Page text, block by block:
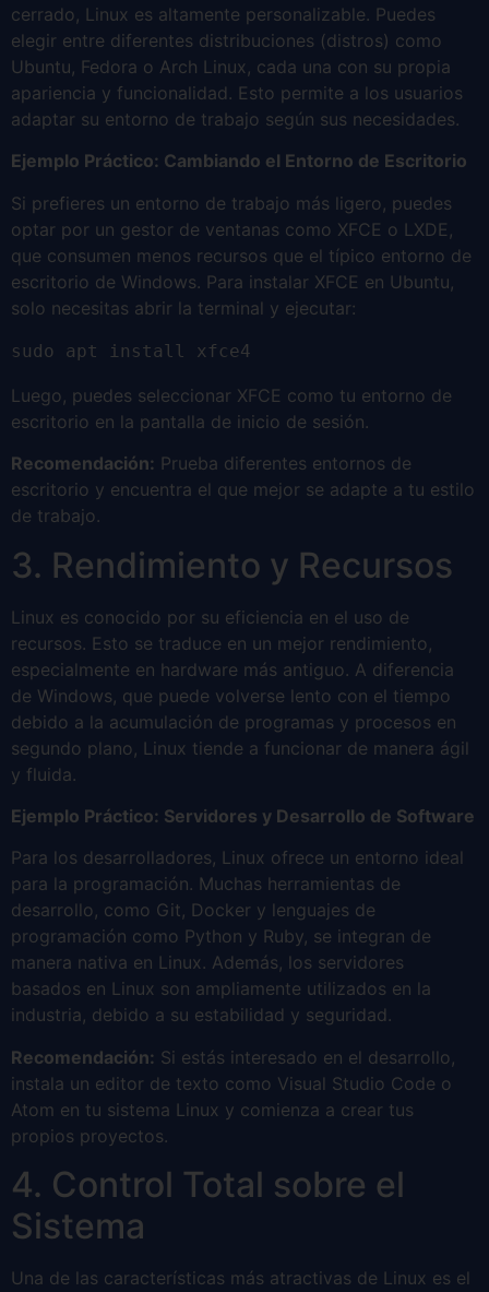
cerrado, Linux es altamente personalizable. Puedes
elegir entre diferentes distribuciones (distros) como
Ubuntu, Fedora o Arch Linux, cada una con su propia
apariencia y funcionalidad. Esto permite a los usuarios
adaptar su entorno de trabajo según sus necesidades.
Ejemplo Práctico: Cambiando el Entorno de Escritorio
Si prefieres un entorno de trabajo más ligero, puedes
optar por un gestor de ventanas como XFCE o LXDE,
que consumen menos recursos que el típico entorno de
escritorio de Windows. Para instalar XFCE en Ubuntu,
solo necesitas abrir la terminal y ejecutar:
sudo apt install xfce4
Luego, puedes seleccionar XFCE como tu entorno de
escritorio en la pantalla de inicio de sesión.
Recomendación: Prueba diferentes entornos de
escritorio y encuentra el que mejor se adapte a tu estilo
de trabajo.
3. Rendimiento y Recursos
Linux es conocido por su eficiencia en el uso de
recursos. Esto se traduce en un mejor rendimiento,
especialmente en hardware más antiguo. A diferencia
de Windows, que puede volverse lento con el tiempo
debido a la acumulación de programas y procesos en
segundo plano, Linux tiende a funcionar de manera ágil
y fluida.
Ejemplo Práctico: Servidores y Desarrollo de Software
Para los desarrolladores, Linux ofrece un entorno ideal
para la programación. Muchas herramientas de
desarrollo, como Git, Docker y lenguajes de
programación como Python y Ruby, se integran de
manera nativa en Linux. Además, los servidores
basados en Linux son ampliamente utilizados en la
industria, debido a su estabilidad y seguridad.
Recomendación: Si estás interesado en el desarrollo,
instala un editor de texto como Visual Studio Code o
Atom en tu sistema Linux y comienza a crear tus
propios proyectos.
4. Control Total sobre el
Sistema
Una de las características más atractivas de Linux es el